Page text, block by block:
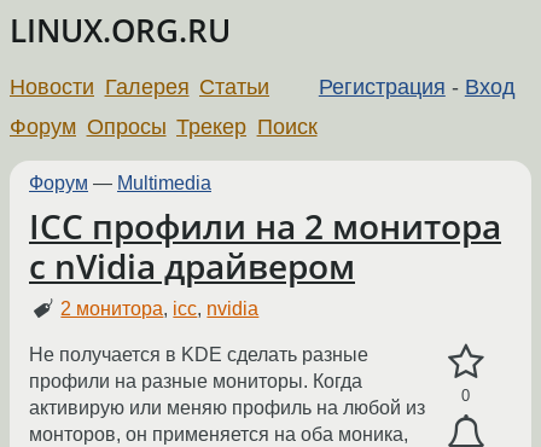
LINUX.ORG.RU
Регистрация - Вход
Новости Галерея Статьи
Форум Опросы Трекер Поиск
Форум — Multimedia
ICC профили на 2 монитора
с nVidia драйвером
2 монитора, icc, nvidia
0
Не получается в KDE сделать разные
профили на разные мониторы. Когда
активирую или меняю профиль на любой из
монторов, он применяется на оба моника,